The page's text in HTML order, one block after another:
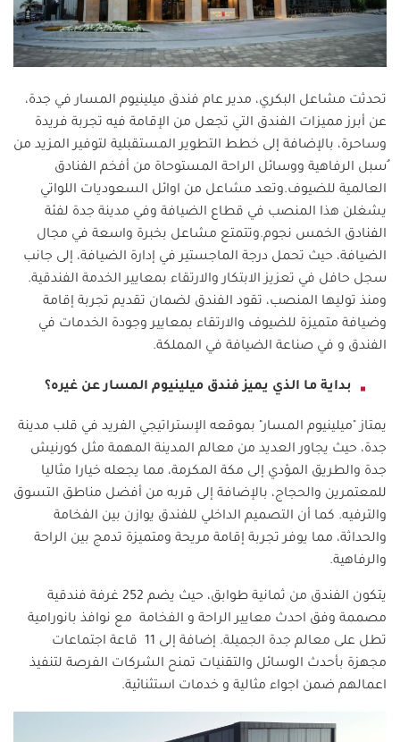
تحدثت مشاعل البكري، مدير عام فندق ميلينيوم المسار في جدة،
عن أبرز مميزات الفندق التي تجعل من الإقامة فيه تجربة فريدة
وساحرة، بالإضافة إلى خطط التطوير المستقبلية لتوفير المزيد من
ُسبل الرفاهية ووسائل الراحة المستوحاة من أفخم الفنادق
العالمية للضيوف.وتعد مشاعل من اوائل السعوديات اللواتي
يشغلن هذا المنصب في قطاع الضيافة وفي مدينة جدة لفئة
الفنادق الخمس نجوم.وتتمتع مشاعل بخبرة واسعة في مجال
الضيافة، حيث تحمل درجة الماجستير في إدارة الضيافة، إلى جانب
سجل حافل في تعزيز الابتكار والارتقاء بمعايير الخدمة الفندقية.
ومنذ توليها المنصب، تقود الفندق لضمان تقديم تجربة إقامة
وضيافة متميزة للضيوف والارتقاء بمعايير وجودة الخدمات في
الفندق و في صناعة الضيافة في المملكة.
بداية ما الذي يميز فندق ميلينيوم المسار عن غيره؟
يمتاز "ميلينيوم المسار" بموقعه الإستراتيجي الفريد في قلب مدينة
جدة، حيث يجاور العديد من معالم المدينة المهمة مثل كورنيش
جدة والطريق المؤدي إلى مكة المكرمة، مما يجعله خيارا مثاليا
للمعتمرين والحجاج، بالإضافة إلى قربه من أفضل مناطق التسوق
والترفيه. كما أن التصميم الداخلي للفندق يوازن بين الفخامة
والحداثة، مما يوفر تجربة إقامة مريحة ومتميزة تدمج بين الراحة
والرفاهية.
يتكون الفندق من ثمانية طوابق، حيث يضم 252 غرفة فندقية
مصممة وفق احدث معايير الراحة و الفخامة مع نوافذ بانورامية
تطل على معالم جدة الجميلة. إضافة إلى 11 قاعة اجتماعات
مجهزة بأحدث الوسائل والتقنيات تمنح الشركات الفرصة لتنفيذ
اعمالهم ضمن اجواء مثالية و خدمات استثنائية.